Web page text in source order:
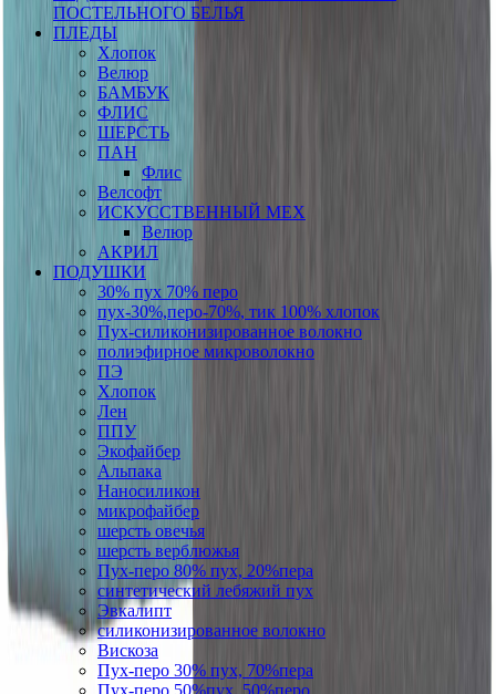
ПОСТЕЛЬНОГО БЕЛЬЯ
ПЛЕДЫ
Хлопок
Велюр
БАМБУК
ФЛИС
ШЕРСТЬ
ПАН
Флис
Велсофт
ИСКУССТВЕННЫЙ МЕХ
Велюр
АКРИЛ
ПОДУШКИ
30% пух 70% перо
пух-30%,перо-70%, тик 100% хлопок
Пух-силиконизированное волокно
полиэфирное микроволокно
ПЭ
Хлопок
Лен
ППУ
Экофайбер
Альпака
Наносиликон
микрофайбер
шерсть овечья
шерсть верблюжья
Пух-перо 80% пух, 20%пера
синтетический лебяжий пух
Эвкалипт
силиконизированное волокно
Вискоза
Пух-перо 30% пух, 70%пера
Пух-перо 50%пух, 50%перо